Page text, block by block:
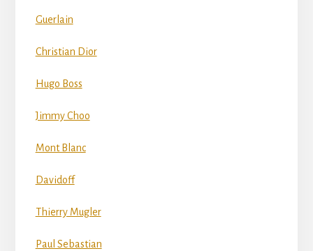
Guerlain
Christian Dior
Hugo Boss
Jimmy Choo
Mont Blanc
Davidoff
Thierry Mugler
Paul Sebastian